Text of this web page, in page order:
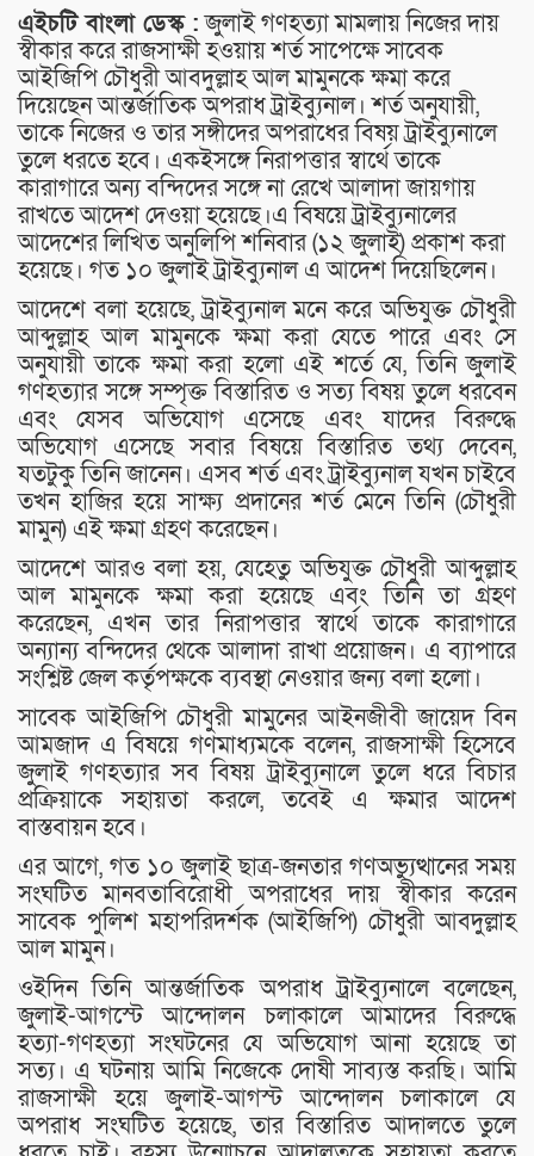
এইচটি বাংলা ডেস্ক :জুলাই গণহত্যা মামলায় নিজের দায়
স্বীকার করে রাজসাক্ষী হওয়ায় শর্ত সাপেক্ষে সাবেক
আইজিপি চৌধুরী আবদুল্লাহ আল মামুনকে ক্ষমা করে
দিয়েছেন আন্তর্জাতিক অপরাধ ট্রাইব্যুনাল। শর্ত অনুযায়ী,
তাকে নিজের ও তার সঙ্গীদের অপরাধের বিষয় ট্রাইব্যুনালে
তুলে ধরতে হবে। একইসঙ্গে নিরাপত্তার স্বার্থে তাকে
কারাগারে অন্য বন্দিদের সঙ্গে না রেখে আলাদা জায়গায়
রাখতে আদেশ দেওয়া হয়েছে।এ বিষয়ে ট্রাইব্যুনালের
আদেশের লিখিত অনুলিপি শনিবার (১২ জুলাই) প্রকাশ করা
হয়েছে। গত ১০ জুলাই ট্রাইব্যুনাল এ আদেশ দিয়েছিলেন।
আদেশে বলা হয়েছে, ট্রাইব্যুনাল মনে করে অভিযুক্ত চৌধুরী
আব্দুল্লাহ আল মামুনকে ক্ষমা করা যেতে পারে এবং সে
অনুযায়ী তাকে ক্ষমা করা হলো এই শর্তে যে, তিনি জুলাই
গণহত্যার সঙ্গে সম্পৃক্ত বিস্তারিত ও সত্য বিষয় তুলে ধরবেন
এবং যেসব অভিযোগ এসেছে এবং যাদের বিরুদ্ধে
অভিযোগ এসেছে সবার বিষয়ে বিস্তারিত তথ্য দেবেন,
যতটুকু তিনি জানেন। এসব শর্ত এবং ট্রাইব্যুনাল যখন চাইবে
তখন হাজির হয়ে সাক্ষ্য প্রদানের শর্ত মেনে তিনি (চৌধুরী
মামুন) এই ক্ষমা গ্রহণ করেছেন।
আদেশে আরও বলা হয়, যেহেতু অভিযুক্ত চৌধুরী আব্দুল্লাহ
আল মামুনকে ক্ষমা করা হয়েছে এবং তিনি তা গ্রহণ
করেছেন, এখন তার নিরাপত্তার স্বার্থে তাকে কারাগারে
অন্যান্য বন্দিদের থেকে আলাদা রাখা প্রয়োজন। এ ব্যাপারে
সংশ্লিষ্ট জেল কর্তৃপক্ষকে ব্যবস্থা নেওয়ার জন্য বলা হলো।
সাবেক আইজিপি চৌধুরী মামুনের আইনজীবী জায়েদ বিন
আমজাদ এ বিষয়ে গণমাধ্যমকে বলেন, রাজসাক্ষী হিসেবে
জুলাই গণহত্যার সব বিষয় ট্রাইব্যুনালে তুলে ধরে বিচার
প্রক্রিয়াকে সহায়তা করলে, তবেই এ ক্ষমার আদেশ
বাস্তবায়ন হবে।
এর আগে, গত ১০ জুলাই ছাত্র-জনতার গণঅভ্যুত্থানের সময়
সংঘটিত মানবতাবিরোধী অপরাধের দায় স্বীকার করেন
সাবেক পুলিশ মহাপরিদর্শক (আইজিপি) চৌধুরী আবদুল্লাহ
আল মামুন।
ওইদিন তিনি আন্তর্জাতিক অপরাধ ট্রাইব্যুনালে বলেছেন,
জুলাই-আগস্টে আন্দোলন চলাকালে আমাদের বিরুদ্ধে
হত্যা-গণহত্যা সংঘটনের যে অভিযোগ আনা হয়েছে তা
সত্য। এ ঘটনায় আমি নিজেকে দোষী সাব্যস্ত করছি। আমি
রাজসাক্ষী হয়ে জুলাই-আগস্ট আন্দোলন চলাকালে যে
অপরাধ সংঘটিত হয়েছে, তার বিস্তারিত আদালতে তুলে